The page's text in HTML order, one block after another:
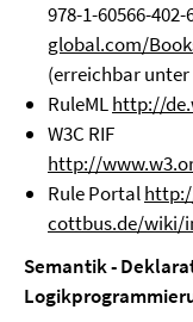
978-1-60566-402-
global.com/
(erreichbar
RuleMLhttp://
W3C RIF
http://
Rule Portal
cottbus.de/wiki/
Semantik -